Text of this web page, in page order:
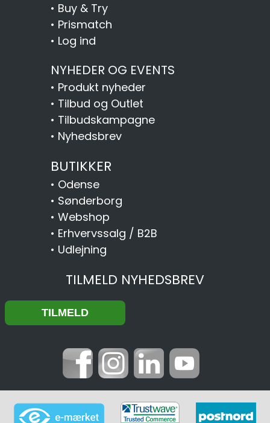
• Buy & Try
• Prismatch
• Log ind
NYHEDER OG EVENTS
• Produkt nyheder
• Tilbud og Outlet
• Tilbudskampagne
• Nyhedsbrev
BUTIKKER
• Odense
• Sønderborg
• Webshop
• Erhvervssalg / B2B
• Udlejning
TILMELD NYHEDSBREV